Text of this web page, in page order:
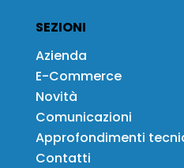
SEZIONI
Azienda
E-Commerce
Novità
Comunicazioni
Approfondimenti
Contatti